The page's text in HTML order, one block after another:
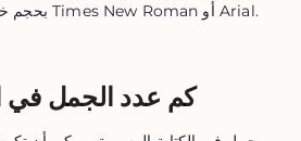
بحجم خط 12 نقطة ونوع الخط Times New Roman أو Arial.
كم عدد الجمل في